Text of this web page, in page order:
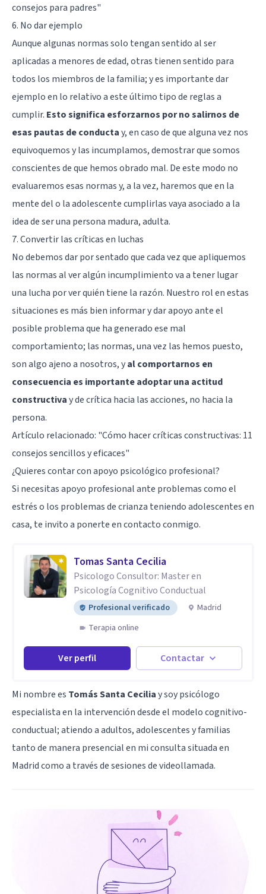
consejos para padres"
6. No dar ejemplo
Aunque algunas normas solo tengan sentido al ser
aplicadas a menores de edad, otras tienen sentido para
todos los miembros de la familia; y es importante dar
ejemplo en lo relativo a este último tipo de reglas a
cumplir. Esto significa esforzarnos por no salirnos de
esas pautas de conductay, en caso de que alguna vez nos
equivoquemos y las incumplamos, demostrar que somos
conscientes de que hemos obrado mal. De este modo no
evaluaremos esas normas y, a la vez, haremos que en la
mente del o la adolescente cumplirlas vaya asociado a la
idea de ser una persona madura, adulta.
7. Convertir las críticas en luchas
No debemos dar por sentado que cada vez que apliquemos
las normas al ver algún incumplimiento va a tener lugar
una lucha por ver quién tiene la razón. Nuestro rol en estas
situaciones es más bien informar y dar apoyo ante el
posible problema que ha generado ese mal
comportamiento; las normas, una vez las hemos puesto,
son algo ajeno a nosotros, yal comportarnos en
consecuencia es importante adoptar una actitud
constructivay de crítica hacia las acciones, no hacia la
persona.
Artículo relacionado: "Cómo hacer críticas constructivas: 11
consejos sencillos y eficaces"
¿Quieres contar con apoyo psicológico profesional?
Si necesitas apoyo profesional ante problemas como el
estrés o los problemas de crianza teniendo adolescentes en
casa, te invito a ponerte en contacto conmigo.
Tomas Santa Cecilia
Psicologo Consultor: Master en
Psicología Cognitivo Conductual
Profesional verificado
Madrid
Terapia online
Ver perfil Contactar
Mi nombre es Tomás Santa Ceciliay soy psicólogo
especialista en la intervención desde el modelo cognitivo-
conductual; atiendo a adultos, adolescentes y familias
tanto de manera presencial en mi consulta situada en
Madrid como a través de sesiones de videollamada.